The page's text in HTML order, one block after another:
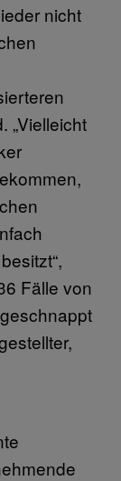
nicht
„Vielleicht
Fälle von